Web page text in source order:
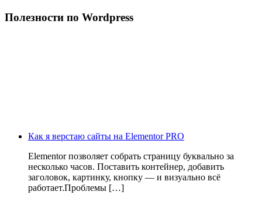
Полезности по Wordpress
Как я верстаю сайты на Elementor PRO
Elementor позволяет собрать страницу буквально за
несколько часов. Поставить контейнер, добавить
заголовок, картинку, кнопку — и визуально всё
работает.Проблемы […]